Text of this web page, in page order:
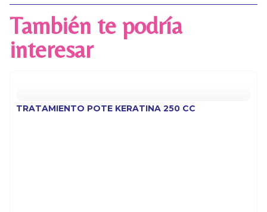
También te podría
interesar
TRATAMIENTO POTE KERATINA 250 CC